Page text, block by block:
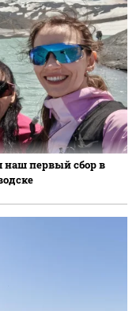
наш первый сбор в